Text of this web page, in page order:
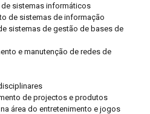
sistemas informáticos
de sistemas de informação
sistemas de gestão de bases de
e manutenção de redes de
de projectos e produtos
área do entretenimento e jogos